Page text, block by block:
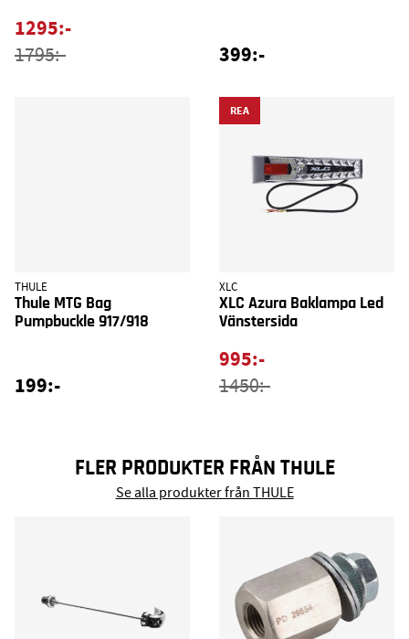
1295:-
1795:- 399:-
THULE
Thule MTG Bag
Pumpbuckle 917/918
199:-
REA
XLC
XLC Azura Baklampa Led
Vänstersida
995:-
1450:-
FLER PRODUKTER FRÅN THULE
Se alla produkter från THULE